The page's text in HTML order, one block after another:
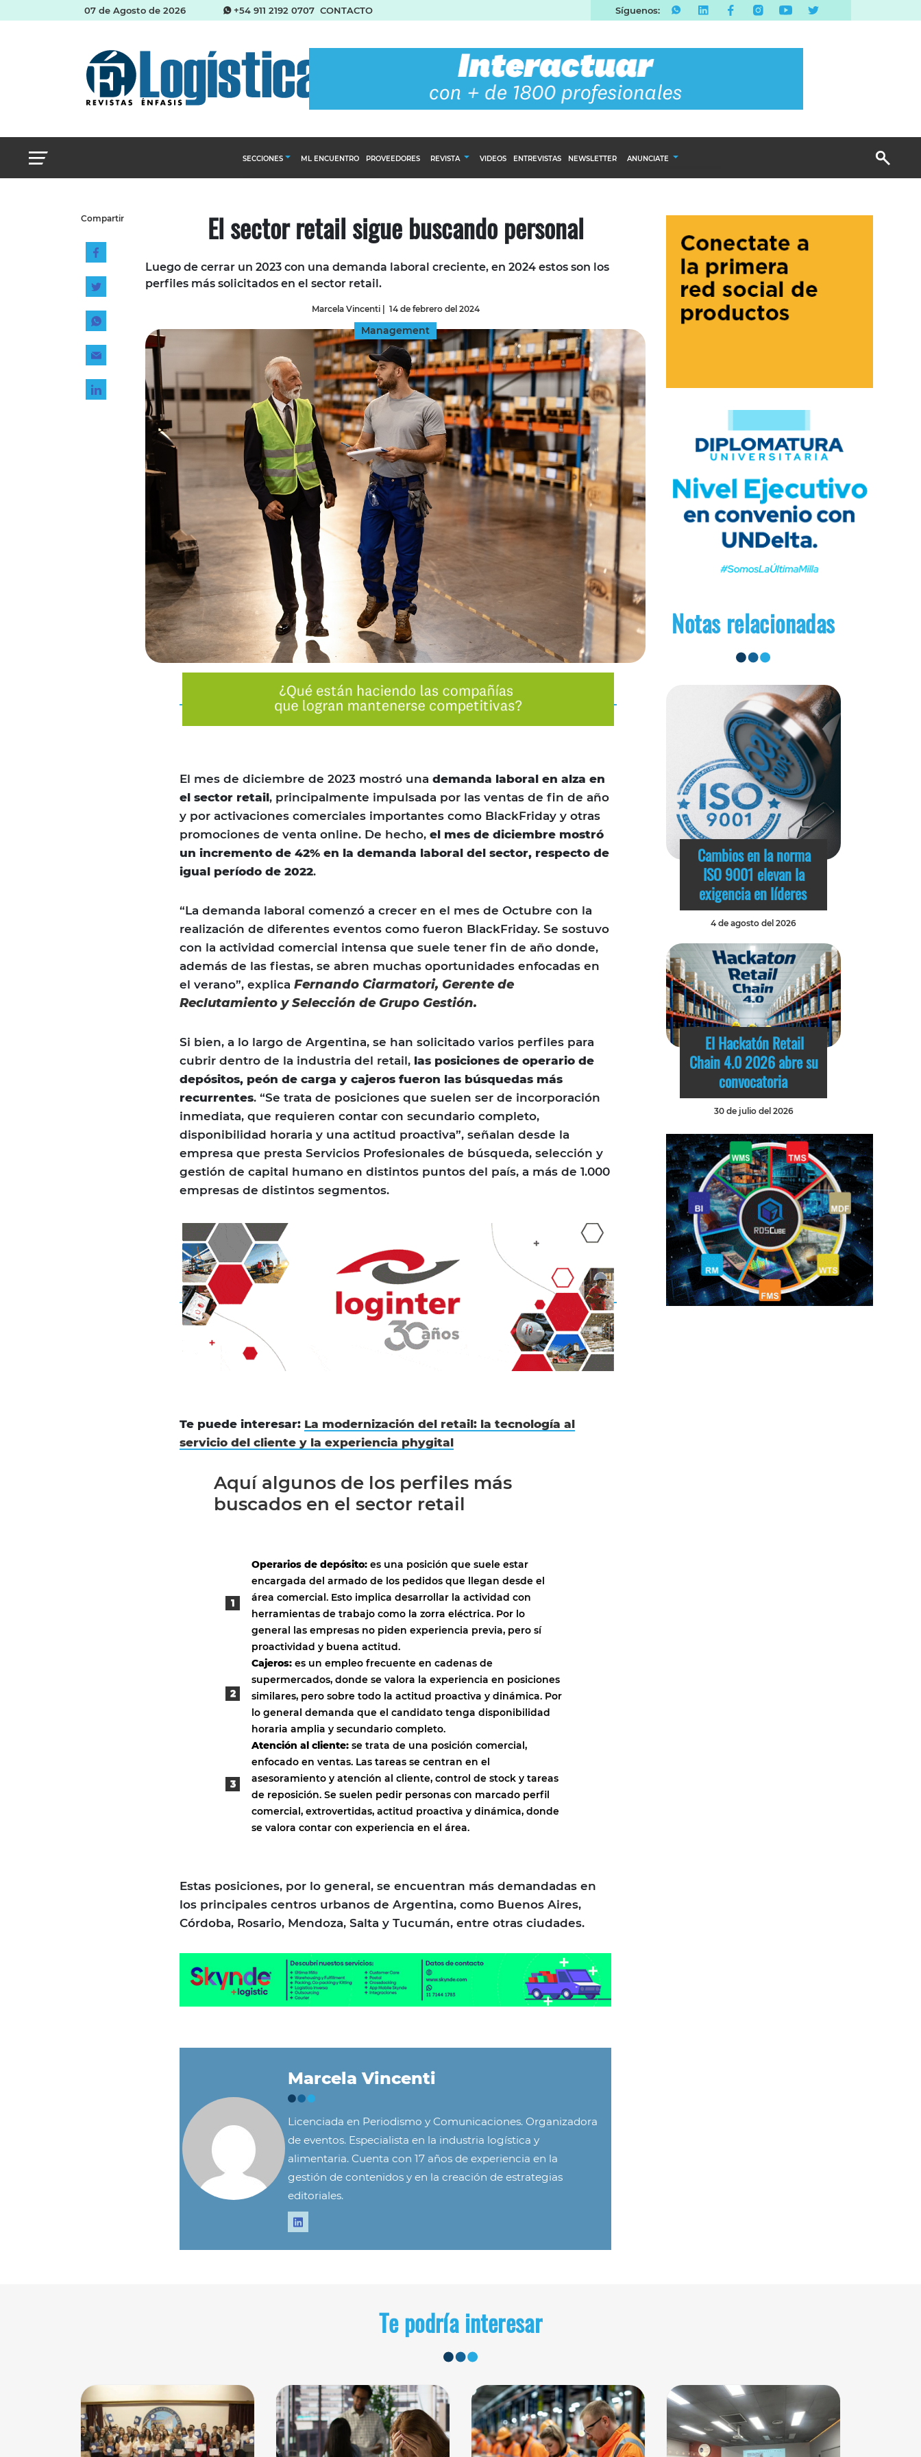
07 de Agosto de 2026 +54 911 2192 0707 CONTACTO Síguenos:
SECCIONES
Almacenes e inventarios
Logística y distribución
ML ENCUENTRO PROVEEDORES REVISTA
INGRESAR
SUSCRÍBASE
VIDEOS ENTREVISTAS NEWSLETTER ANUNCIATE
Email Marketing
Branded Content
Publicidad Revista
Compartir El sector retail sigue buscando personal
Luego de cerrar un 2023 con una demanda laboral creciente, en 2024 estos son los
perfiles más solicitados en el sector retail.
Marcela Vincenti| 14 de febrero del 2024
Management
El mes de diciembre de 2023 mostró una demanda laboral en alza en
el sector retail, principalmente impulsada por las ventas de fin de año
y por activaciones comerciales importantes como BlackFriday y otras
promociones de venta online. De hecho, el mes de diciembre mostró
un incremento de 42% en la demanda laboral del sector, respecto de
igual período de 2022.
“La demanda laboral comenzó a crecer en el mes de Octubre con la
realización de diferentes eventos como fueron BlackFriday. Se sostuvo
con la actividad comercial intensa que suele tener fin de año donde,
además de las fiestas, se abren muchas oportunidades enfocadas en
el verano”, explica Fernando Ciarmatori, Gerente de
Reclutamiento y Selección de Grupo Gestión.
Si bien, a lo largo de Argentina, se han solicitado varios perfiles para
cubrir dentro de la industria del retail, las posiciones de operario de
depósitos, peón de carga y cajeros fueron las búsquedas más
recurrentes. “Se trata de posiciones que suelen ser de incorporación
inmediata, que requieren contar con secundario completo,
disponibilidad horaria y una actitud proactiva”, señalan desde la
empresa que presta Servicios Profesionales de búsqueda, selección y
gestión de capital humano en distintos puntos del país, a más de 1.000
empresas de distintos segmentos.
Te puede interesar: La modernización del retail: la tecnología al
servicio del cliente y la experiencia phygital
Aquí algunos de los perfiles más
buscados en el sector retail
Operarios de depósito: es una posición que suele estar
encargada del armado de los pedidos que llegan desde el
área comercial. Esto implica desarrollar la actividad con
herramientas de trabajo como la zorra eléctrica. Por lo
general las empresas no piden experiencia previa, pero sí
proactividad y buena actitud.
Cajeros: es un empleo frecuente en cadenas de
supermercados, donde se valora la experiencia en posiciones
similares, pero sobre todo la actitud proactiva y dinámica. Por
lo general demanda que el candidato tenga disponibilidad
horaria amplia y secundario completo.
Atención al cliente: se trata de una posición comercial,
enfocado en ventas. Las tareas se centran en el
asesoramiento y atención al cliente, control de stock y tareas
de reposición. Se suelen pedir personas con marcado perfil
comercial, extrovertidas, actitud proactiva y dinámica, donde
se valora contar con experiencia en el área.
Estas posiciones, por lo general, se encuentran más demandadas en
los principales centros urbanos de Argentina, como Buenos Aires,
Córdoba, Rosario, Mendoza, Salta y Tucumán, entre otras ciudades.
Marcela Vincenti
Licenciada en Periodismo y Comunicaciones. Organizadora
de eventos. Especialista en la industria logística y
alimentaria. Cuenta con 17 años de experiencia en la
gestión de contenidos y en la creación de estrategias
editoriales.
Notas relacionadas
Cambios en la norma
ISO 9001 elevan la
exigencia en líderes
4 de agosto del 2026
El Hackatón Retail
Chain 4.0 2026 abre su
convocatoria
30 de julio del 2026
Te podría interesar